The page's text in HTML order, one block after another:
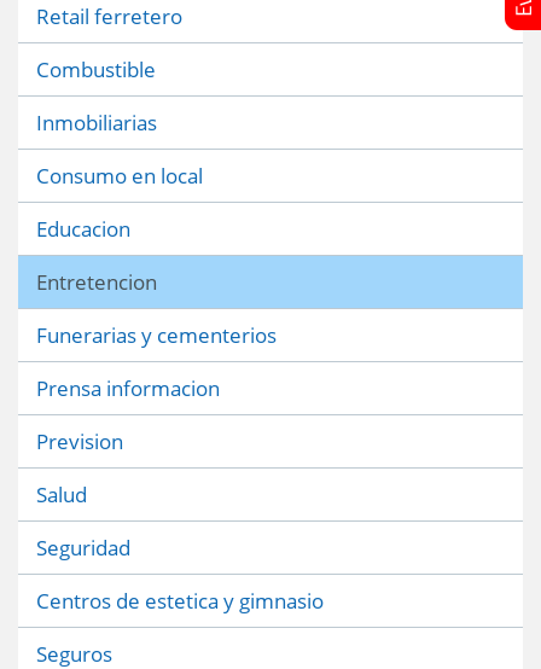
Retail ferretero
Combustible
Inmobiliarias
Consumo en local
Educacion
Entretencion
Funerarias y cementerios
Prensa informacion
Prevision
Salud
Seguridad
Centros de estetica y gimnasio
Seguros